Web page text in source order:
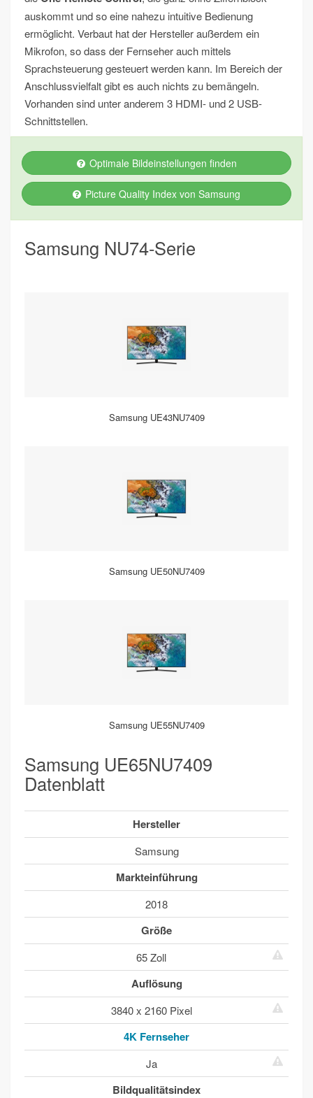
auskommt und so eine nahezu intuitive Bedienung
ermöglicht. Verbaut hat der Hersteller außerdem ein
Mikrofon, so dass der Fernseher auch mittels
Sprachsteuerung gesteuert werden kann. Im Bereich der
Anschlussvielfalt gibt es auch nichts zu bemängeln.
Vorhanden sind unter anderem 3 HDMI- und 2 USB-
Schnittstellen.
Optimale Bildeinstellungen finden
Picture Quality Index von Samsung
Samsung NU74-Serie
Samsung UE43NU7409
Samsung UE50NU7409
Samsung UE55NU7409
Samsung UE65NU7409
Datenblatt
Hersteller
Samsung
Markteinführung
2018
Größe
65 Zoll
Auflösung
3840 x 2160 Pixel
4K Fernseher
Ja
Bildqualitätsindex